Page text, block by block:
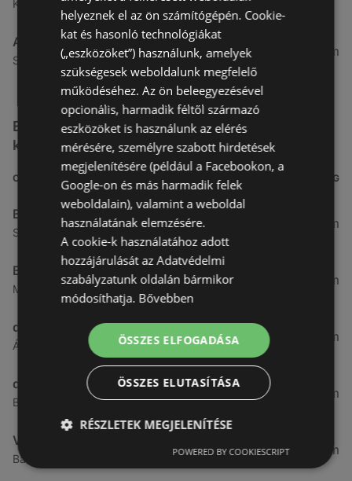
Kertekalja u. 1, 9437 Hegykő
Alma Gyógyszertárak
Szabadság u. 31, 9431 Fertőd
27,8 km
Egyéb Kozmetikumok és Drogéria üzletek a
közelben
CÍM TÁVOLSÁG
Benu Gyógyszertárak
Soproni utca 18., 9423 Ágfalva
0,27 km
Benu Gyógyszertárak
Malompatak U.10, 9400 Sopron
2,55 km
dm
Ágfalvi út 4, 9400, 9400 Sopron
3,26 km
dm
Besenyő u. 23, 9400 Sopron
3,28 km
Vianni
Bánfalvi út 14., 9400 Sopron
3,57 km
helyeznek el az ön számítógépén. Cookie-
kat és hasonló technológiákat
(„eszközöket”) használunk, amelyek
szükségesek weboldalunk megfelelő
működéséhez. Az ön beleegyezésével
opcionális, harmadik féltől származó
eszközöket is használunk az elérés
mérésére, személyre szabott hirdetések
megjelenítésére (például a Facebookon, a
Google-on és más harmadik felek
weboldalain), valamint a weboldal
használatának elemzésére.
A cookie-k használatához adott
hozzájárulását az Adatvédelmi
szabályzatunk oldalán bármikor
módosíthatja. Bővebben
ÖSSZES ELFOGADÁSA
ÖSSZES ELUTASÍTÁSA
RÉSZLETEK MEGJELENÍTÉSE
POWERED BY COOKIESCRIPT